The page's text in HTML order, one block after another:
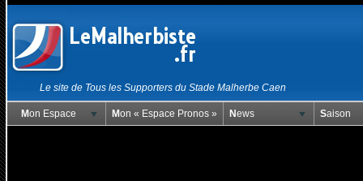
Le site de Tous les Supporters du Stade Malherbe Caen
Mon Espace Mon « Espace Pronos » News Saison